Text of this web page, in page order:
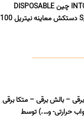
پخش پزشکی ایساتیس دستکش معاینه نیتریل آبی برند پروسید PROCEED محصول کمپانی اینتکو INTCO چین DISPOSABLE
NITRILE EXAM GLOVES موجود در سایزهای S,M,L 09126384266 @isaticemed @ISATISEMED دستکش معاینه نیتریل 100
– بالش برقی – متکا برقی
حرارتی- و….) توسط